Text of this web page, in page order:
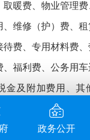
政务公开
取暖费、物业管理
维修（护）费、租
费、专用材料费
福利费、公务用
金及附加费用、其
、专用设备购置、
车购置、其他交